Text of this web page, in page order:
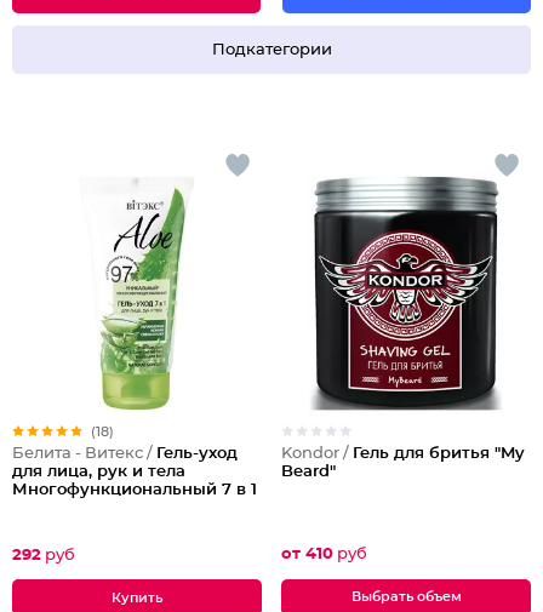
Подкатегории
(18)
Белита - Витекс / Гель-уход
для лица, рук и тела
Многофункциональный 7 в 1
292 руб
Kondor / Гель для бритья "My
Beard"
от 410 руб
Выбрать объем